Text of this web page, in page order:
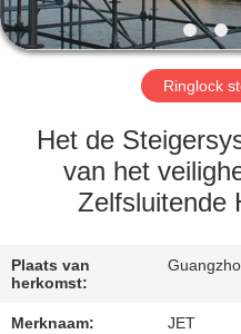
FABRIEK
MET
ONS
Ringlock
Het de
van het
Zelfsluitende
Plaats van
herkomst:
Merknaam: JET